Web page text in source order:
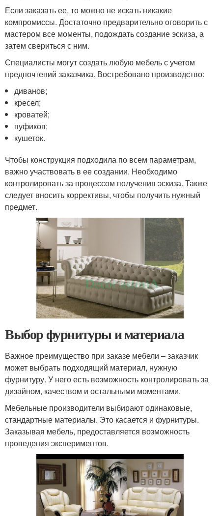
Если заказать ее, то можно не искать никакие
компромиссы. Достаточно предварительно оговорить с
мастером все моменты, подождать создание эскиза, а
затем свериться с ним.
Специалисты могут создать любую мебель с учетом
предпочтений заказчика. Востребовано производство:
диванов;
кресел;
кроватей;
пуфиков;
кушеток.
Чтобы конструкция подходила по всем параметрам,
важно участвовать в ее создании. Необходимо
контролировать за процессом получения эскиза. Также
следует вносить коррективы, чтобы получить нужный
предмет.
Выбор фурнитуры и материала
Важное преимущество при заказе мебели – заказчик
может выбрать подходящий материал, нужную
фурнитуру. У него есть возможность контролировать за
дизайном, качеством и остальными моментами.
Мебельные производители выбирают одинаковые,
стандартные материалы. Это касается и фурнитуры.
Заказывая мебель, предоставляется возможность
проведения экспериментов.